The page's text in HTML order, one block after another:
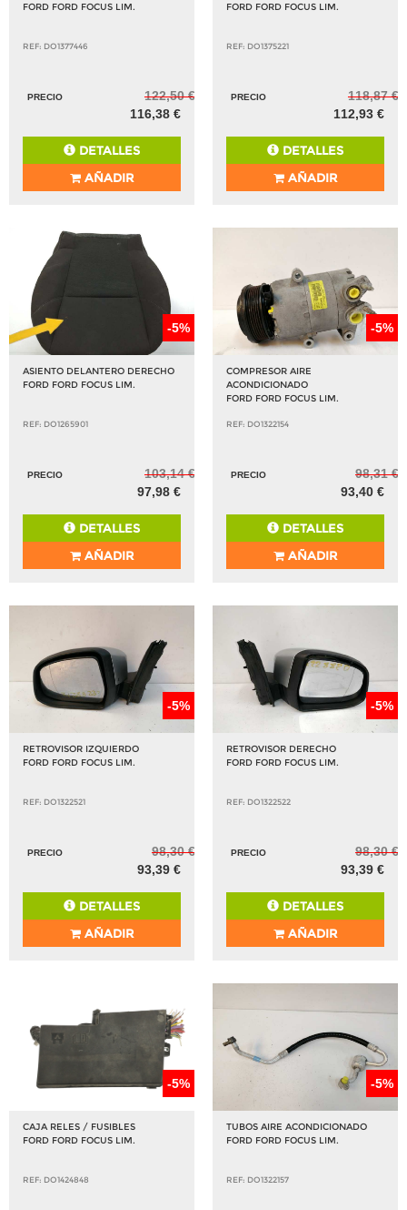
FORD FORD FOCUS LIM.
REF: DO1377446
PRECIO
122,50 €
116,38 €
DETALLES
AÑADIR
FORD FORD FOCUS LIM.
REF: DO1375221
PRECIO
118,87 €
112,93 €
DETALLES
AÑADIR
-5%
ASIENTO DELANTERO DERECHO
FORD FORD FOCUS LIM.
REF: DO1265901
PRECIO
103,14 €
97,98 €
DETALLES
AÑADIR
-5%
COMPRESOR AIRE
ACONDICIONADO
FORD FORD FOCUS LIM.
REF: DO1322154
PRECIO
98,31 €
93,40 €
DETALLES
AÑADIR
-5%
RETROVISOR IZQUIERDO
FORD FORD FOCUS LIM.
REF: DO1322521
PRECIO
98,30 €
93,39 €
DETALLES
AÑADIR
-5%
RETROVISOR DERECHO
FORD FORD FOCUS LIM.
REF: DO1322522
PRECIO
98,30 €
93,39 €
DETALLES
AÑADIR
-5%
CAJA RELES / FUSIBLES
FORD FORD FOCUS LIM.
REF: DO1424848
-5%
TUBOS AIRE ACONDICIONADO
FORD FORD FOCUS LIM.
REF: DO1322157